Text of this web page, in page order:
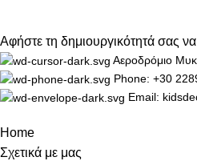
Αφήστε τη δημιουργικότητά σας
Αεροδρόμιο
Phone: +30
Email:
Home
Σχετικά με μας